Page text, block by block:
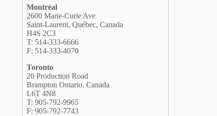
Montréal
2600 Marie-Curie Ave
Saint-Laurent, Québec, Canada
H4S 2C3
T: 514-333-6666
F: 514-333-4070
Toronto
20 Production Road
Brampton Ontario, Canada
L6T 4N8
T: 905-792-9965
F: 905-792-7743